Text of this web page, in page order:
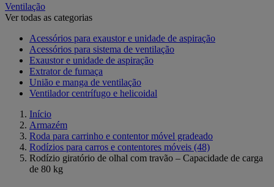
Ventilação
Ver todas as categorias
Acessórios para exaustor e unidade de aspiração
Acessórios para sistema de ventilação
Exaustor e unidade de aspiração
Extrator de fumaça
União e manga de ventilação
Ventilador centrífugo e helicoidal
Início
Armazém
Roda para carrinho e contentor móvel gradeado
Rodízios para carros e contentores móveis (48)
Rodízio giratório de olhal com travão – Capacidade de carga
de 80 kg